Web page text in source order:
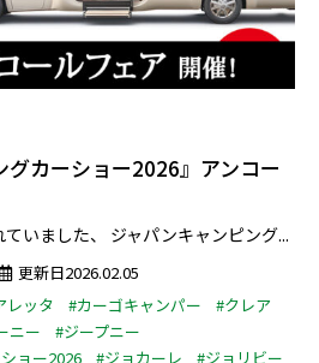
グカーショー2026』アンコー
いました、 ジャパンキャンピング...
更新日2026.02.05
レッタ #カーゴキャンパー
#クレア
ニー
#ジープニー
ョー2026
#ジョカーレ
#ジョリビー